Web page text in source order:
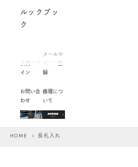
ルックブッ
ク
会員ログ
イン
メールマ
ガジン登
録
お問い合
わせ
修理につ
いて
HOME > 長札入れ